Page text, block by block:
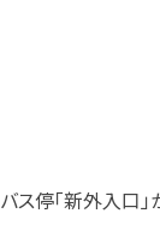
バス停「新外入口